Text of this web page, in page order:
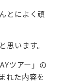
とによく頑
思います。
ツアー」の
れた内容を